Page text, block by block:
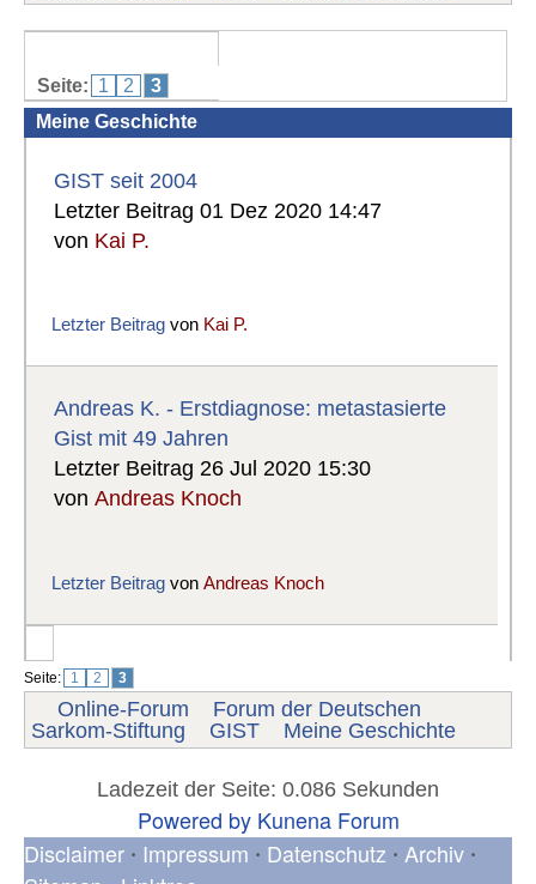
Seite: 1 2
3
Meine Geschichte
GIST seit 2004
Letzter Beitrag 01 Dez 2020 14:47
von Kai P.
Letzter Beitrag von Kai P.
Andreas K. - Erstdiagnose: metastasierte
Gist mit 49 Jahren
Letzter Beitrag 26 Jul 2020 15:30
vonAndreas Knoch
Letzter Beitrag vonAndreas Knoch
Seite: 1 2 3
Online-Forum
Forum der Deutschen
Sarkom-Stiftung
GIST Meine Geschichte
Ladezeit der Seite: 0.086 Sekunden
Powered by Kunena Forum
Disclaimer • Impressum • Datenschutz • Archiv •